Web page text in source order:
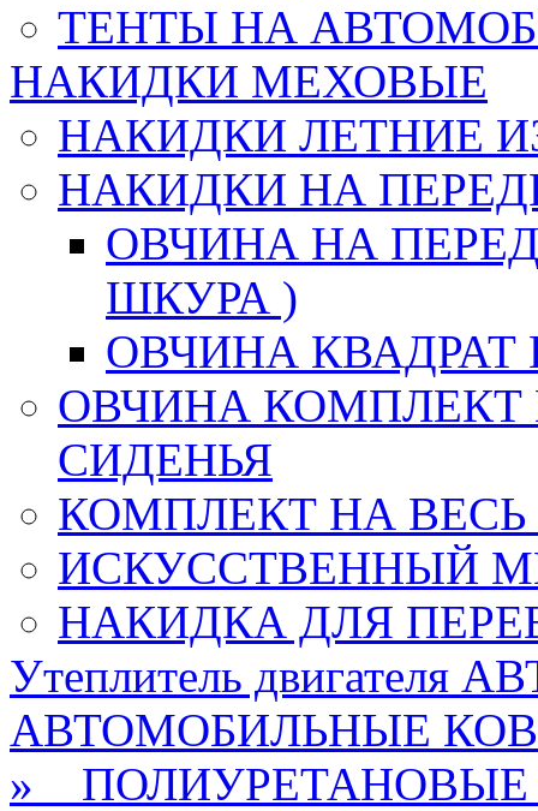
ТЕНТЫ НА
НАКИДКИ МЕХОВЫЕ
НАКИДКИ ЛЕТНИЕ
НАКИДКИ НА
ОВЧИНА НА
ШКУРА )
ОВЧИНА КВАДРАТ
ОВЧИНА КОМПЛЕКТ
СИДЕНЬЯ
КОМПЛЕКТ НА
ИСКУССТВЕННЫЙ
НАКИДКА ДЛЯ
Утеплитель двигателя
АВТОМОБИЛЬНЫЕ
» ПОЛИУРЕТАНОВЫЕ